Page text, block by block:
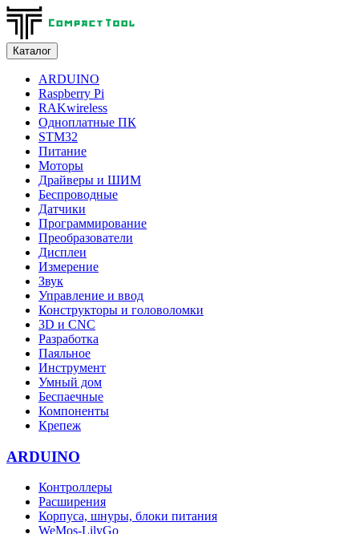
Каталог
ARDUINO
Raspberry Pi
RAKwireless
Одноплатные ПК
STM32
Питание
Моторы
Драйверы и ШИМ
Беспроводные
Датчики
Программирование
Преобразователи
Дисплеи
Измерение
Звук
Управление и ввод
Конструкторы и головоломки
3D и CNC
Разработка
Паяльное
Инструмент
Умный дом
Беспаечные
Компоненты
Крепеж
ARDUINO
Контроллеры
Расширения
Корпуса, шнуры, блоки питания
WeMos-LilyGo